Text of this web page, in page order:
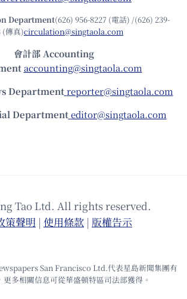
Department(626) 956-8227 (電話) /(626) 239-
(傳真)circulation@singtaola.com
會計部 Accounting
accounting@singtaola.com
Department reporter@singtaola.com
Department editor@singtaola.com
Tao Ltd. All rights reserved.
策聲明 | 使⽤條款 | 版權告⽰
San Francisco Ltd.代表星島新聞集團有
更多相關信息可從華盛頓特區司法部獲得。